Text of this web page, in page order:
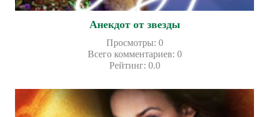
Анекдот от звезды
Просмотры: 0
Всего комментариев: 0
Рейтинг: 0.0